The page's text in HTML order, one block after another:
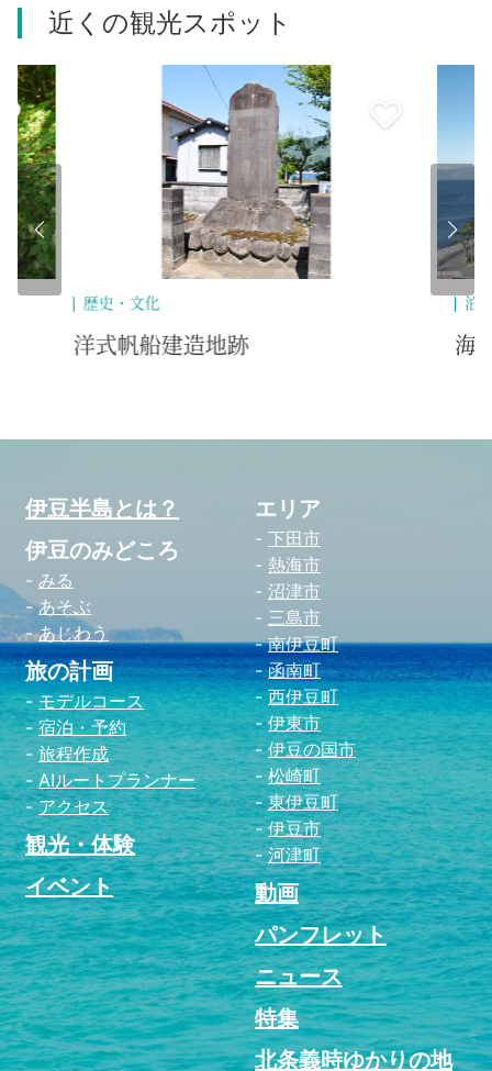
近くの観光スポット
歴史・文化
洋式帆船建造地跡
泊
海
伊豆半島とは？
伊豆のみどころ
みる
あそぶ
あじわう
旅の計画
モデルコース
宿泊・予約
旅程作成
AIルートプランナー
アクセス
観光・体験
イベント
エリア
下田市
熱海市
沼津市
三島市
南伊豆町
函南町
西伊豆町
伊東市
伊豆の国市
松崎町
東伊豆町
伊豆市
河津町
動画
パンフレット
ニュース
特集
北条義時ゆかりの地